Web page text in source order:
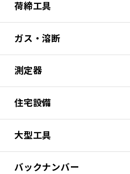
荷締工具
ガス・溶断
測定器
住宅設備
大型工具
バックナンバー